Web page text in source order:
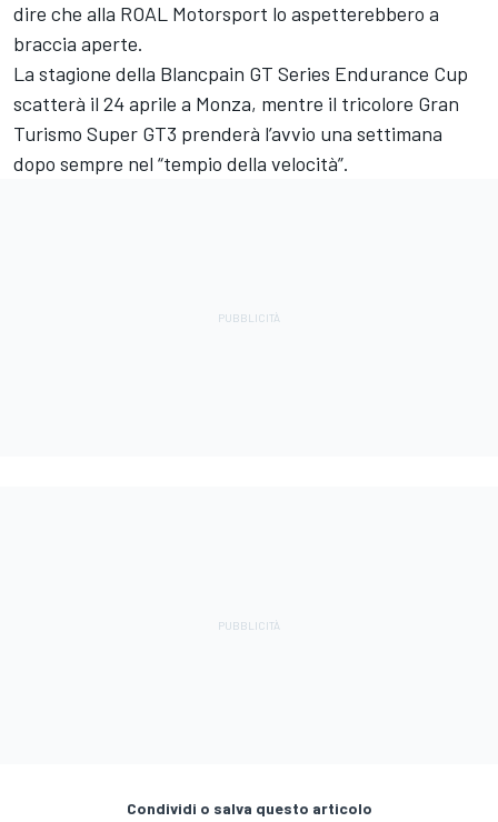
dire che alla ROAL Motorsport lo aspetterebbero a
braccia aperte.
La stagione della Blancpain GT Series Endurance Cup
scatterà il 24 aprile a Monza, mentre il tricolore Gran
Turismo Super GT3 prenderà l’avvio una settimana
dopo sempre nel “tempio della velocità”.
Condividi o salva questo articolo